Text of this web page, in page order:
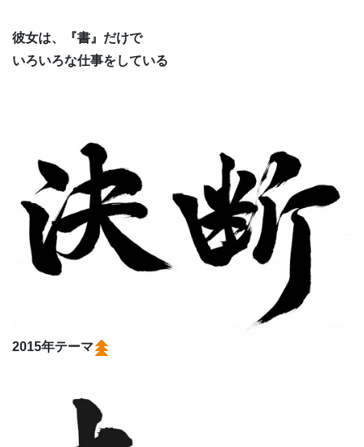
彼女は、『書』だけで
いろいろな仕事をしている
2015年テーマ